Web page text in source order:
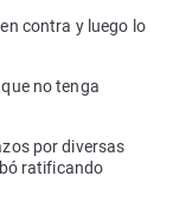
contra y luego lo
no tenga
por diversas
ratificando